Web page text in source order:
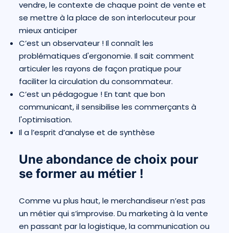
vendre, le contexte de chaque point de vente et
se mettre à la place de son interlocuteur pour
mieux anticiper
C’est un observateur ! Il connaît les
problématiques d'ergonomie. Il sait comment
articuler les rayons de façon pratique pour
faciliter la circulation du consommateur.
C’est un pédagogue ! En tant que bon
communicant, il sensibilise les commerçants à
l'optimisation.
Il a l’esprit d’analyse et de synthèse
Une abondance de choix pour
se former au métier !
Comme vu plus haut, le merchandiseur n’est pas
un métier qui s’improvise. Du marketing à la vente
en passant par la logistique, la communication ou